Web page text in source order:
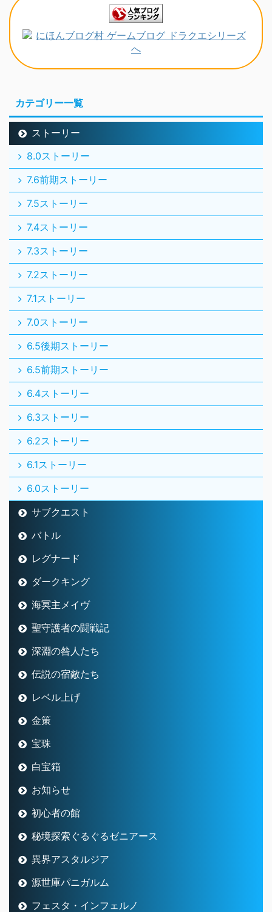
カテゴリー一覧
ストーリー
8.0ストーリー
7.6前期ストーリー
7.5ストーリー
7.4ストーリー
7.3ストーリー
7.2ストーリー
7.1ストーリー
7.0ストーリー
6.5後期ストーリー
6.5前期ストーリー
6.4ストーリー
6.3ストーリー
6.2ストーリー
6.1ストーリー
6.0ストーリー
サブクエスト
バトル
レグナード
ダークキング
海冥主メイヴ
聖守護者の闘戦記
深淵の咎人たち
伝説の宿敵たち
レベル上げ
金策
宝珠
白宝箱
お知らせ
初心者の館
秘境探索ぐるぐるゼニアース
異界アスタルジア
源世庫パニガルム
フェスタ・インフェルノ